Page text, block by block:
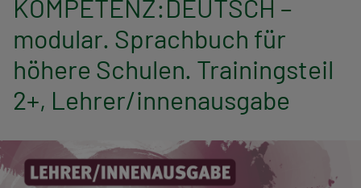
a
v
i
a
KOMPETENZ:DEUTSCH –
modular. Sprachbuch für
höhere Schulen. Trainingsteil
2+, Lehrer/innenausgabe